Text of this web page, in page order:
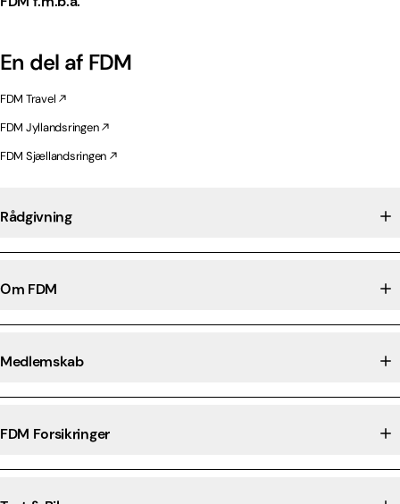
En del af FDM
FDM Travel
FDM Jyllandsringen
FDM Sjællandsringen
Rådgivning
Om FDM
Medlemskab
FDM Forsikringer